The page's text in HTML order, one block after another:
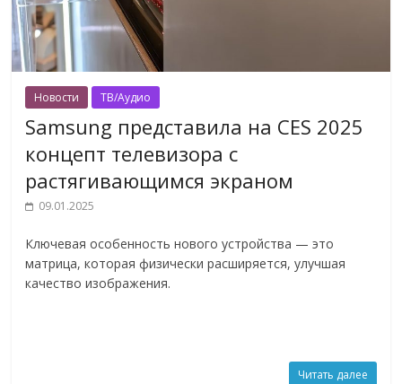
Новости ТВ/Аудио
Samsung представила на CES 2025
концепт телевизора с
растягивающимся экраном
09.01.2025
Ключевая особенность нового устройства — это
матрица, которая физически расширяется, улучшая
качество изображения.
Читать далее